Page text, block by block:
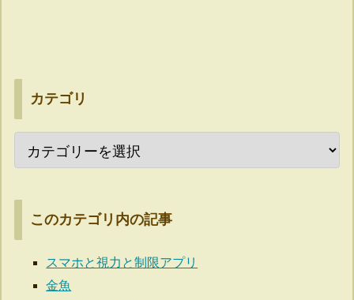
カテゴリ
このカテゴリ内の記事
スマホと視力と制限アプリ
金魚